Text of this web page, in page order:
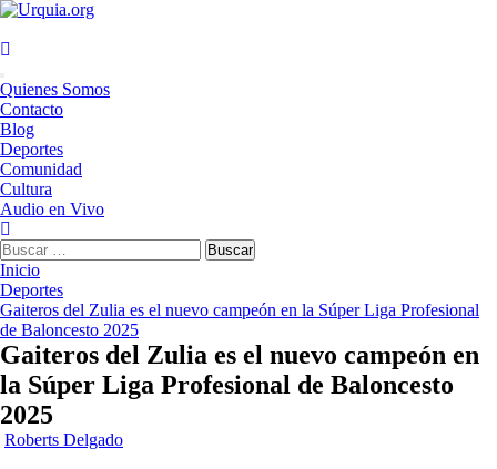
Saltar
contenido
Menú
principal
Quienes Somos
Contacto
Blog
Deportes
Comunidad
Cultura
Audio en Vivo
Buscar:
Inicio
Deportes
Gaiteros del Zulia es el nuevo campeón en la Súper Liga Profesional
de Baloncesto 2025
Gaiteros del Zulia es el nuevo campeón en
la Súper Liga Profesional de Baloncesto
2025
Roberts Delgado